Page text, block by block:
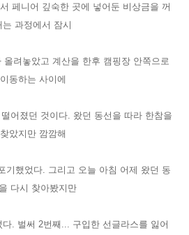
페니어 깊숙한 곳에 넣어둔 비상금을 꺼
는 과정에서 잠시
려놓았고 계산을 한후 캠핑장 안쪽으로
이동하는 사이에
어졌던 것이다. 왔던 동선을 따라 한참을
찾았지만 깜깜해
기했었다. 그리고 오늘 아침 어제 왔던 동
다시 찾아봤지만
. 벌써 2번째... 구입한 선글라스를 잃어